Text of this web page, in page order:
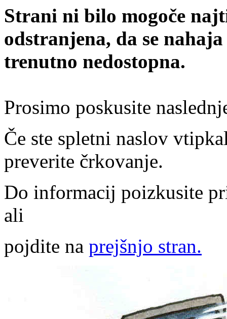
Strani ni bilo mogoče
odstranjena, da se
trenutno nedostopna.
Prosimo poskusite
Če ste spletni naslov
preverite črkovanje.
Do informacij poizkusite
ali
pojdite na prejšnjo stran.